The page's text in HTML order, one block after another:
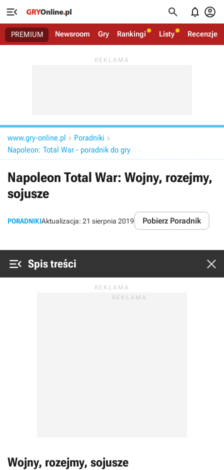
   
PREMIUM Newsroom Gry Rankingi Listy Recenzje
www.gry-online.pl  Poradniki 
Napoleon: Total War - poradnik do gry
Napoleon Total War: Wojny, rozejmy,
sojusze
PORADNIKIAktualizacja: 21 sierpnia 2019 Pobierz Poradnik
 Spis treści 
Wojny, rozejmy, sojusze